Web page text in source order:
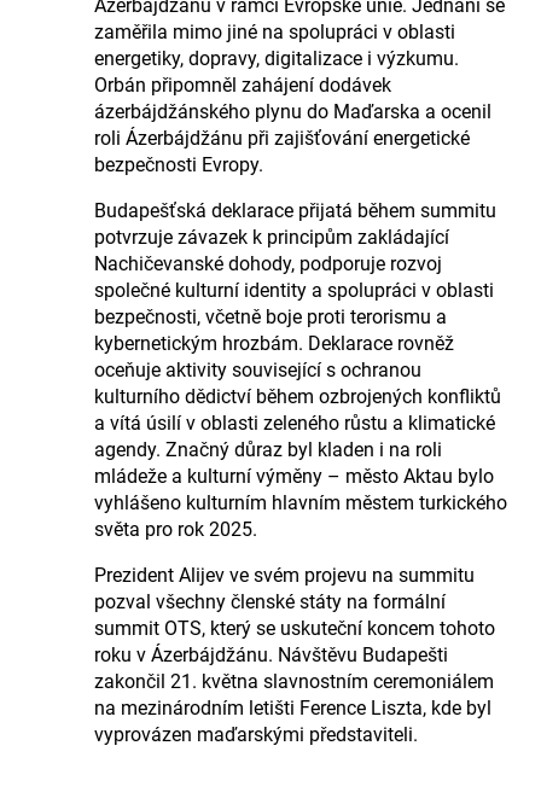
Ázerbájdžánu v rámci Evropské unie. Jednání se
zaměřila mimo jiné na spolupráci v oblasti
energetiky, dopravy, digitalizace i výzkumu.
Orbán připomněl zahájení dodávek
ázerbájdžánského plynu do Maďarska a ocenil
roli Ázerbájdžánu při zajišťování energetické
bezpečnosti Evropy.
Budapešťská deklarace přijatá během summitu
potvrzuje závazek k principům zakládající
Nachičevanské dohody, podporuje rozvoj
společné kulturní identity a spolupráci v oblasti
bezpečnosti, včetně boje proti terorismu a
kybernetickým hrozbám. Deklarace rovněž
oceňuje aktivity související s ochranou
kulturního dědictví během ozbrojených konfliktů
a vítá úsilí v oblasti zeleného růstu a klimatické
agendy. Značný důraz byl kladen i na roli
mládeže a kulturní výměny – město Aktau bylo
vyhlášeno kulturním hlavním městem turkického
světa pro rok 2025.
Prezident Alijev ve svém projevu na summitu
pozval všechny členské státy na formální
summit OTS, který se uskuteční koncem tohoto
roku v Ázerbájdžánu. Návštěvu Budapešti
zakončil 21. května slavnostním ceremoniálem
na mezinárodním letišti Ference Liszta, kde byl
vyprovázen maďarskými představiteli.